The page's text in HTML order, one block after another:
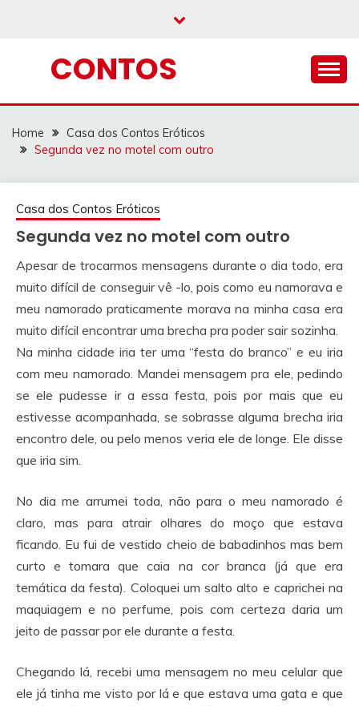
CONTOS
Home
Casa dos Contos Eróticos
Segunda vez no motel com outro
Casa dos Contos Eróticos
Segunda vez no motel com outro
Apesar de trocarmos mensagens durante o dia todo, era
muito difícil de conseguir vê -lo, pois como eu namorava e
meu namorado praticamente morava na minha casa era
muito difícil encontrar uma brecha pra poder sair sozinha.
Na minha cidade iria ter uma “festa do branco” e eu iria
com meu namorado. Mandei mensagem pra ele, pedindo
se ele pudesse ir a essa festa, pois por mais que eu
estivesse acompanhada, se sobrasse alguma brecha iria
encontro dele, ou pelo menos veria ele de longe. Ele disse
que iria sim.
No dia me arrumei toda, não para o meu namorado é
claro, mas para atrair olhares do moço que estava
ficando. Eu fui de vestido cheio de babadinhos mas bem
curto e tomara que caia na cor branca (já que era
temática da festa). Coloquei um salto alto e caprichei na
maquiagem e no perfume, pois com certeza daria um
jeito de passar por ele durante a festa.
Chegando lá, recebi uma mensagem no meu celular que
ele já tinha me visto por lá e que estava uma gata e que